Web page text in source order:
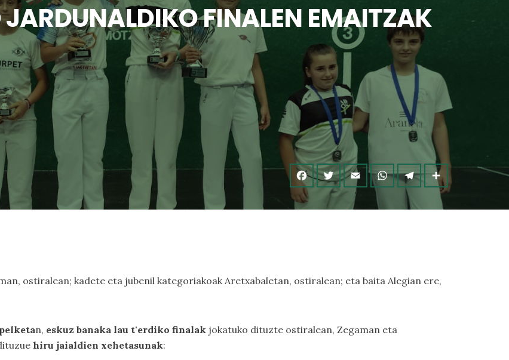
JARDUNALDIKO FINALEN EMAITZAK
ostiralean; kadete eta jubenil kategoriakoak Aretxabaletan, ostiralean; eta baita Alegian ere,
n, eskuz banaka lau t'erdiko finalak jokatuko dituzte ostiralean, Zegaman eta
hiru jaialdien xehetasunak: